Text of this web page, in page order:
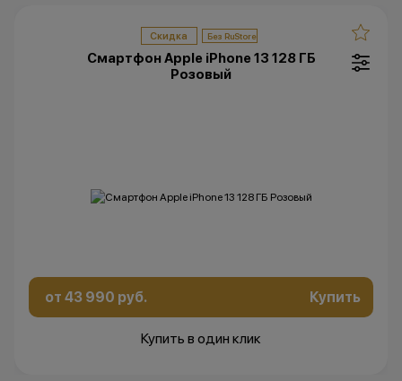
Скидка
Смартфон Apple iPhone 13 128 ГБ
Розовый
от 43 990 руб. Купить
Купить в один клик